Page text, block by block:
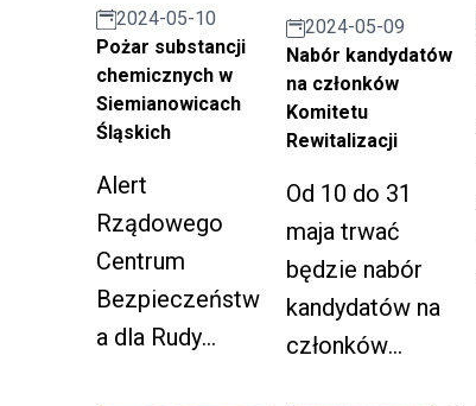
2024-05-10
Pożar substancji
chemicznych w
Siemianowicach
Śląskich
Alert
Rządowego
Centrum
Bezpieczeństw
a dla Rudy
2024-05-09
Nabór kandydatów
na członków
Komitetu
Rewitalizacji
Od 10 do 31
maja trwać
będzie nabór
kandydatów na
członków